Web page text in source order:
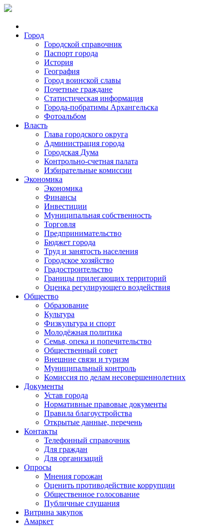
Город
Городской справочник
Паспорт города
История
География
Город воинской славы
Почетные граждане
Статистическая информация
Города-побратимы Архангельска
Фотоальбом
Власть
Глава городского округа
Администрация города
Городская Дума
Контрольно-счетная палата
Избирательные комиссии
Экономика
Экономика
Финансы
Инвестиции
Муниципальная собственность
Торговля
Предпринимательство
Бюджет города
Труд и занятость населения
Городское хозяйство
Градостроительство
Границы прилегающих территорий
Оценка регулирующего воздействия
Общество
Образование
Культура
Физкультура и спорт
Молодёжная политика
Семья, опека и попечительство
Общественный совет
Внешние связи и туризм
Муниципальный контроль
Комиссия по делам несовершеннолетних
Документы
Устав города
Нормативные правовые документы
Правила благоустройства
Открытые данные, перечень
Контакты
Телефонный справочник
Для граждан
Для организаций
Опросы
Мнения горожан
Оценить противодействие коррупции
Общественное голосование
Публичные слушания
Витрина закупок
Амаркет